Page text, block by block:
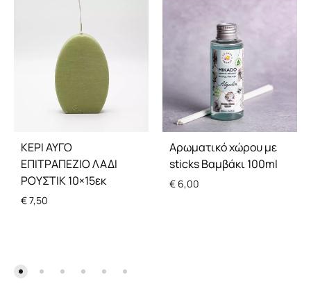
ΚΕΡΙ ΑΥΓΟ
ΕΠΙΤΡΑΠΕΖΙΟ ΛΑΔΙ
ΡΟΥΣΤΙΚ 10×15εκ
€7,50
Αρωματικό χώρου με
sticks Βαμβάκι 100ml
€ 6,00